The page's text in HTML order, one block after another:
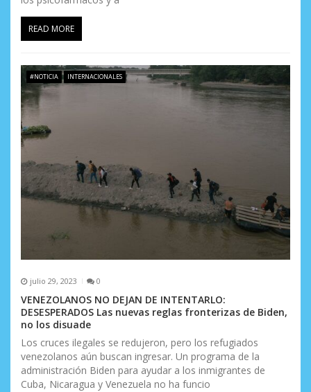
d
a
s
READ MORE
#NOTICIA INTERNACIONALES
julio 29, 2023 0
VENEZOLANOS NO DEJAN DE INTENTARLO:
DESESPERADOS Las nuevas reglas fronterizas de Biden,
no los disuade
Los cruces ilegales se redujeron, pero los refugiados
venezolanos aún buscan ingresar. Un programa de la
administración Biden para ayudar a los inmigrantes de
Cuba, Nicaragua y Venezuela no ha funcio